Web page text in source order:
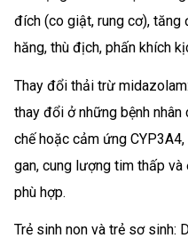
đích (co giật, rung cơ), tăng
hăng, thù địch, phấn khích
Thay đổi thải trừ
thay đổi ở những bệnh
chế hoặc cảm ứng
gan, cung lượng tim thấp
phù hợp.
Trẻ sinh non và trẻ sơ sinh: